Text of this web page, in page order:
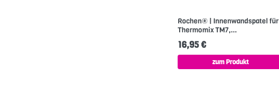
Rochen® | Innenwandspatel für
Thermomix TM7,...
16,95 €
zum Produkt